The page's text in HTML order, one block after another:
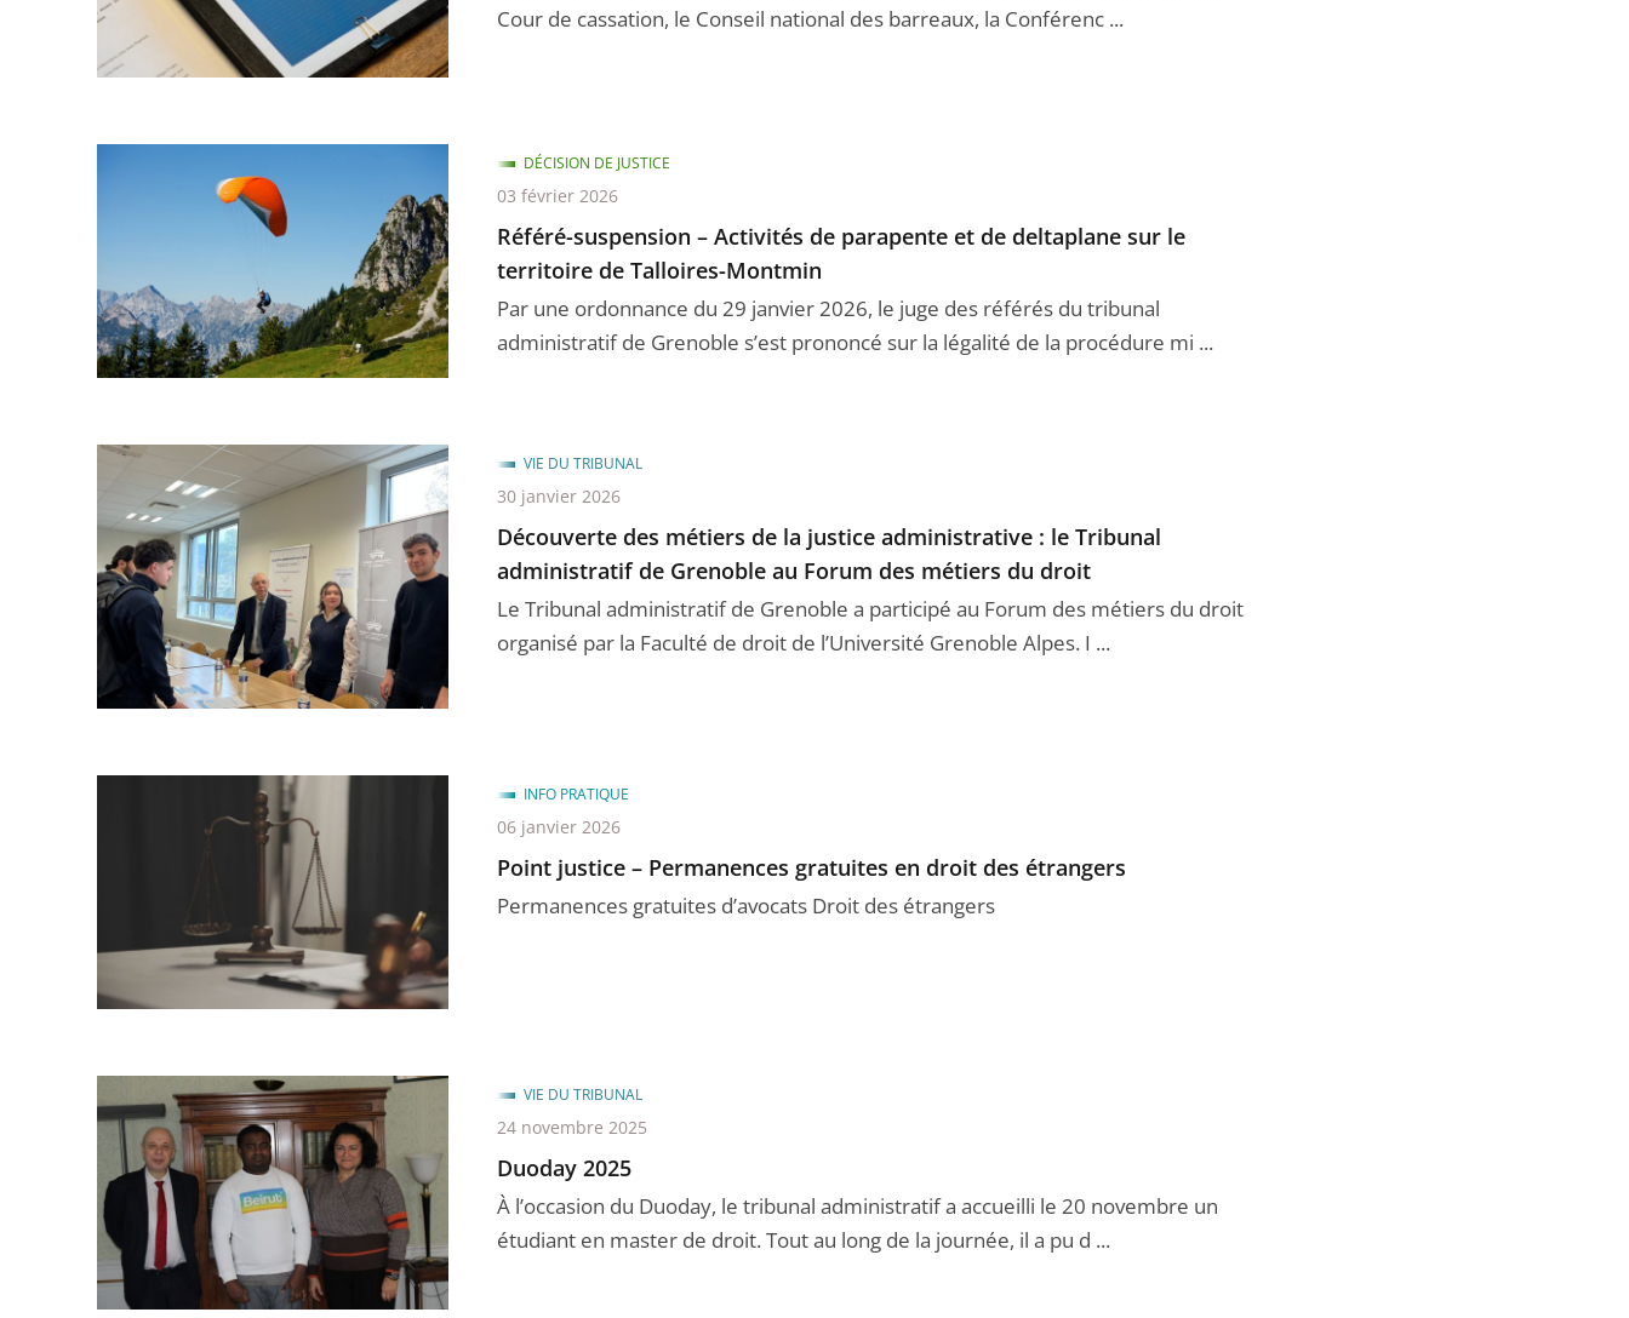
Cour de cassation, le Conseil national des barreaux, la Conférenc ...
Référé-suspension – Activités de parapente et de deltaplane sur le
territoire de Talloires-Montmin
Par une ordonnance du 29 janvier 2026, le juge des référés du tribunal
administratif de Grenoble s’est prononcé sur la légalité de la procédure mi ...
DÉCISION DE JUSTICE
03 février 2026
Découverte des métiers de la justice administrative : le Tribunal
administratif de Grenoble au Forum des métiers du droit
Le Tribunal administratif de Grenoble a participé au Forum des métiers du droit
organisé par la Faculté de droit de l’Université Grenoble Alpes. I ...
VIE DU TRIBUNAL
30 janvier 2026
Point justice – Permanences gratuites en droit des étrangers
Permanences gratuites d’avocats Droit des étrangers
INFO PRATIQUE
06 janvier 2026
Duoday 2025
À l’occasion du Duoday, le tribunal administratif a accueilli le 20 novembre un
étudiant en master de droit. Tout au long de la journée, il a pu d ...
VIE DU TRIBUNAL
24 novembre 2025